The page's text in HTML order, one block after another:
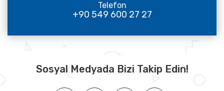
Telefon
+90 549 600 27 27
Sosyal Medyada Bizi Takip Edin!